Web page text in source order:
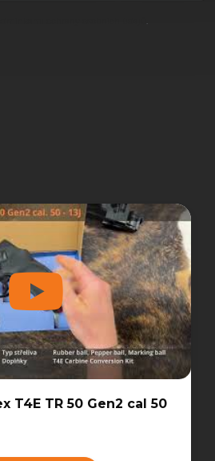
.
T4E TR 50 Gen2 cal 50